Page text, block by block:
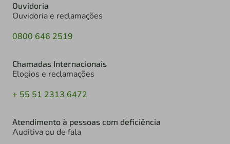
Ouvidoria
Ouvidoria e reclamações
0800 646 2519
Chamadas Internacionais
Elogios e reclamações
+ 55 51 2313 6472
Atendimento à pessoas com deficiência
Auditiva ou de fala